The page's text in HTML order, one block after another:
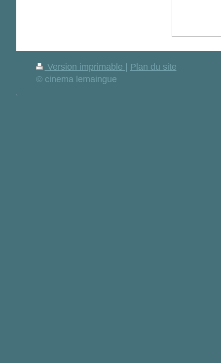
Version imprimable
Plan du site
© cinema lemaingue